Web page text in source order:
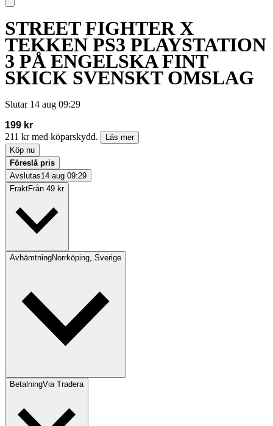
STREET FIGHTER X
TEKKEN PS3 PLAYSTATION
3 PÅ ENGELSKA FINT
SKICK SVENSKT OMSLAG
Slutar 14 aug 09:29
199 kr
211 kr med köparskydd.
Läs mer
Köp nu
Föreslå pris
Avslutas14 aug 09:29
FraktFrån 49 kr
AvhämtningNorrköping, Sverige
BetalningVia Tradera